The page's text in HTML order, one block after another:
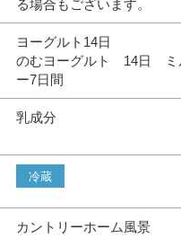
る場合もございます。
ヨーグルト14日
のむヨーグルト 14日 ミ
ー7日間
乳成分
冷蔵
カントリーホーム風景